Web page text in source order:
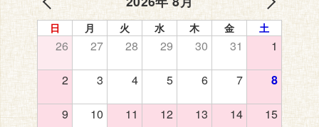
日 月 火 水 木 金 土
26 27 28 29 30 31 1
2 3 4 5 6 7 8
9 10 11 12 13 14 15